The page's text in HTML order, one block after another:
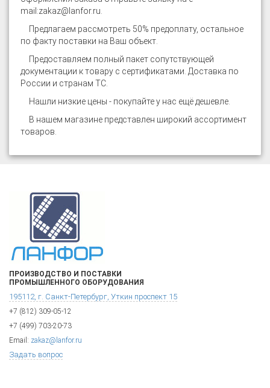
mail:zakaz@lanfor.ru
Предлагаем рассмотреть 50% предоплату, остальное
по факту поставки на Ваш объект.
Предоставляем полный пакет сопутствующей
документации к товару с сертификатами. Доставка по
России и странам ТС.
Нашли низкие цены - покупайте у нас ещё дешевле.
В нашем магазине представлен широкий ассортимент
товаров
ПРОИЗВОДСТВО И ПОСТАВКИ
ПРОМЫШЛЕННОГО ОБОРУДОВАНИЯ
195112, г. Санкт-Петербург, Уткин проспект 15
+7 (812) 309-05-12
+7 (499) 703-20-73
Email: zakaz@lanfor.ru
Задать вопрос